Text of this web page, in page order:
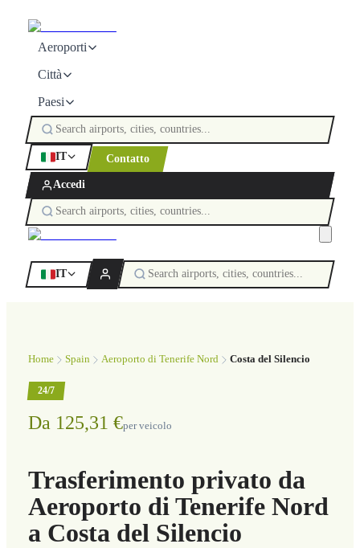
Aeroporti
Città
Paesi
IT Contatto
Accedi
IT
Home Spain Aeroporto di Tenerife Nord Costa del Silencio
24/7
Da 125,31 €per veicolo
Trasferimento privato da
Aeroporto di Tenerife Nord
a Costa del Silencio